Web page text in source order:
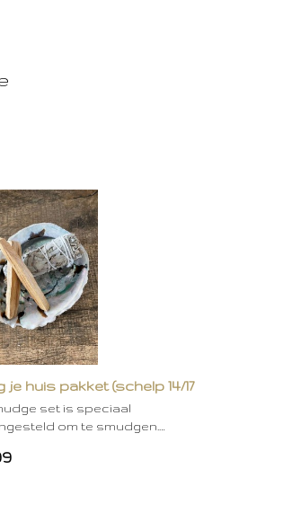
je huis pakket (schelp 14/17
set is speciaal
om te smudgen.…